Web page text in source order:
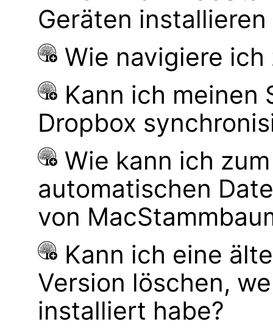
Geräten
Wie navigiere
Kann ich meinen
Dropbox
Wie kann ich
automatischen
von
Kann ich eine
Version löschen,
installiert habe?